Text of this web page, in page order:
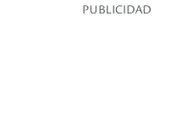
PUBLICIDAD